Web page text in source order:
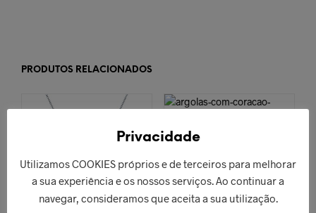
PRODUTOS RELACIONADOS
Argolas Com
Coração Prateados
€62,00
ADICIONAR
Privacidade
Utilizamos COOKIES próprios e de terceiros para melhorar
a sua experiência e os nossos serviços. Ao continuar a
navegar, consideramos que aceita a sua utilização.